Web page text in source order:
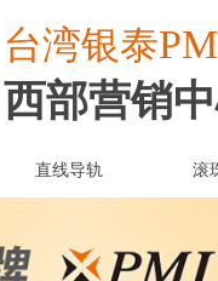
台湾银泰
西部营销
直线导轨 滚